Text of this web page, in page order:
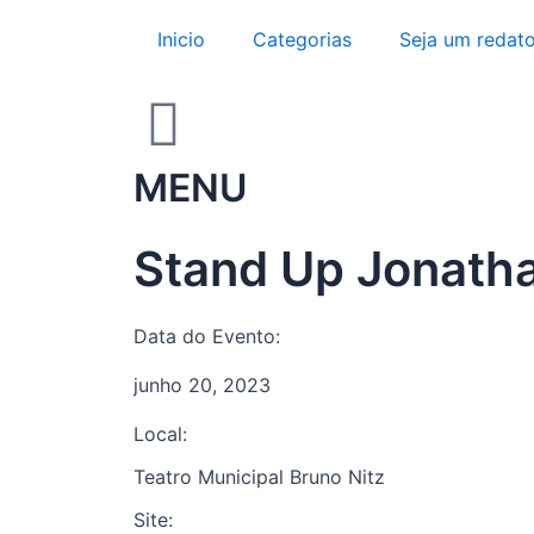
Inicio Categorias Seja um
MENU
Stand Up
Data do Evento:
junho 20, 2023
Local:
Teatro Municipal Bruno Nitz
Site: